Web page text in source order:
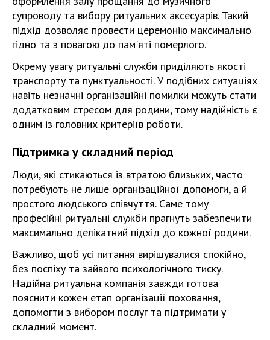
супроводу та вибору ритуальних аксесуарів. Такий
підхід дозволяє провести церемонію максимально
гідно та з повагою до пам'яті померлого.
Окрему увагу ритуальні служби приділяють якості
транспорту та пунктуальності. У подібних ситуаціях
навіть незначні організаційні помилки можуть стати
додатковим стресом для родини, тому надійність є
одним із головних критеріїв роботи.
Підтримка у складний період
Люди, які стикаються із втратою близьких, часто
потребують не лише організаційної допомоги, а й
простого людського співчуття. Саме тому
професійні ритуальні служби прагнуть забезпечити
максимально делікатний підхід до кожної родини.
Важливо, щоб усі питання вирішувалися спокійно,
без поспіху та зайвого психологічного тиску.
Надійна ритуальна компанія завжди готова
пояснити кожен етап організації поховання,
допомогти з вибором послуг та підтримати у
складний момент.